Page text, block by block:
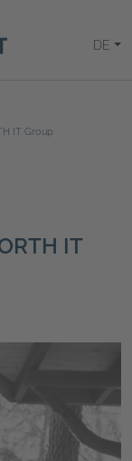
DE
IT Group
IT